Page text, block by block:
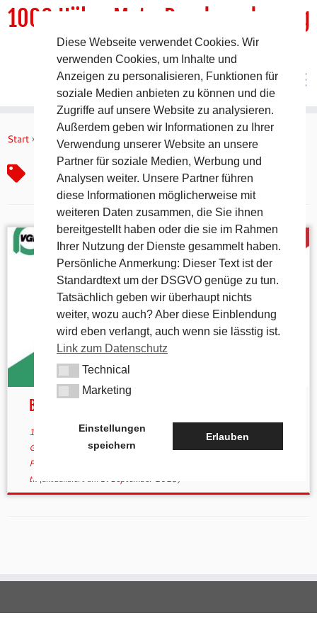
Inhalt
1000 HöhenMeterRundwanderweg
DER Rundwanderweg um Pommelsbrunn
Start » Eckeltshof
Eckeltshof
Birglandtrail
14. März 2022inAktuelles/Allgemein andere Wanderwege
Gastronomie
verschlagwortet birgland/Birlandtrail/Eckeltshof/
Fürnried
tk(aktualisiert am 5. September 2023)
Diese Webseite verwendet Cookies. Wir
verwenden Cookies, um Inhalte und
Anzeigen zu personalisieren, Funktionen für
soziale Medien anbieten zu können und die
Zugriffe auf unsere Website zu analysieren.
Außerdem geben wir Informationen zu Ihrer
Verwendung unserer Website an unsere
Partner für soziale Medien, Werbung und
Analysen weiter. Unsere Partner führen
diese Informationen möglicherweise mit
weiteren Daten zusammen, die Sie ihnen
bereitgestellt haben oder die sie im Rahmen
Ihrer Nutzung der Dienste gesammelt haben.
Persönliche Anmerkung: Dieser Text ist der
Standardtext um der DSGVO genüge zu tun.
Tatsächlich geben wir überhaupt nichts
weiter, wozu auch? Aber diese Einblendung
wird eben verlangt, auch wenn sie lässtig ist.
Link zum Datenschutz
TechnicalTechnical
MarketingMarketing
Einstellungen
speichern
Erlauben